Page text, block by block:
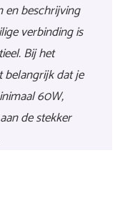
en beschrijving
verbinding is
Bij het
belangrijk dat je
60W,
de stekker